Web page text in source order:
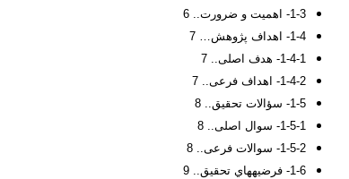
1-3- اهمیت و ضرورت.. 6
1-4- اهداف پژوهش… 7
1-4-1- هدف اصلی.. 7
1-4-2- اهداف فرعی.. 7
1-5- سؤالات تحقیق.. 8
1-5-1- سوال اصلی.. 8
1-5-2- سوالات فرعی.. 8
1-6- فرضيه‏هاي تحقیق.. 9